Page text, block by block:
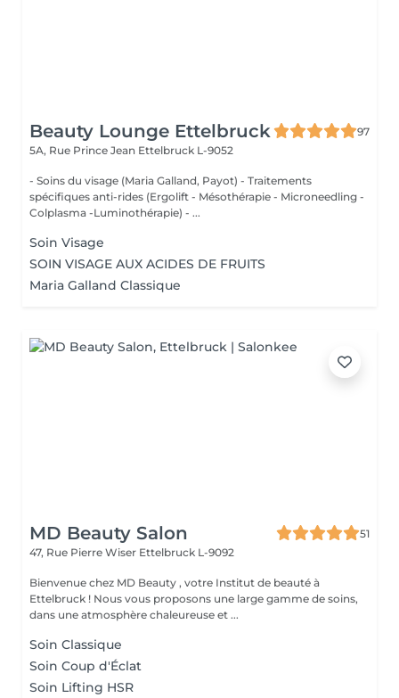
Beauty Lounge Ettelbruck
97
5A, Rue Prince Jean Ettelbruck L-9052
- Soins du visage (Maria Galland, Payot) - Traitements
spécifiques anti-rides (Ergolift - Mésothérapie - Microneedling -
Colplasma -Luminothérapie) - ...
Soin Visage
SOIN VISAGE AUX ACIDES DE FRUITS
Maria Galland Classique
MD Beauty Salon
51
47, Rue Pierre Wiser Ettelbruck L-9092
Bienvenue chez MD Beauty , votre Institut de beauté à
Ettelbruck ! Nous vous proposons une large gamme de soins,
dans une atmosphère chaleureuse et ...
Soin Classique
Soin Coup d'Éclat
Soin Lifting HSR